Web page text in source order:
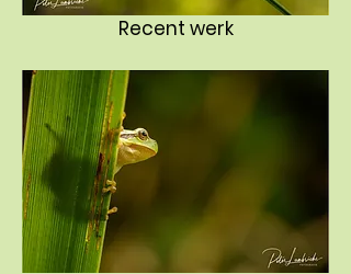
Recent werk